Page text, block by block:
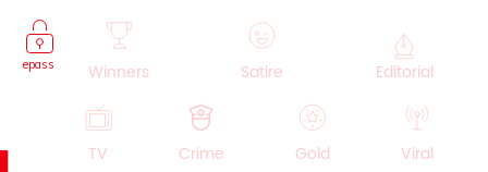
epass Winners Satire Editorial
TV Crime Gold Viral